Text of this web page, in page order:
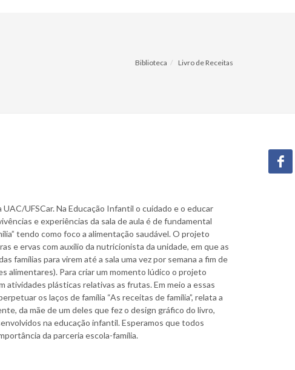
Biblioteca Livro de Receitas
UFSCar. Na Educação Infantil o cuidado e o educar
e experiências da sala de aula é de fundamental
tendo como foco a alimentação saudável. O projeto
e ervas com auxílio da nutricionista da unidade, em que as
famílias para virem até a sala uma vez por semana a fim de
alimentares). Para criar um momento lúdico o projeto
atividades plásticas relativas as frutas. Em meio a essas
os laços de família “As receitas de família”, relata a
da mãe de um deles que fez o design gráfico do livro,
na educação infantil. Esperamos que todos
da parceria escola-família.